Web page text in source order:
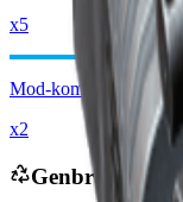
x5
Mod-komponenter
x2
Genbruges til